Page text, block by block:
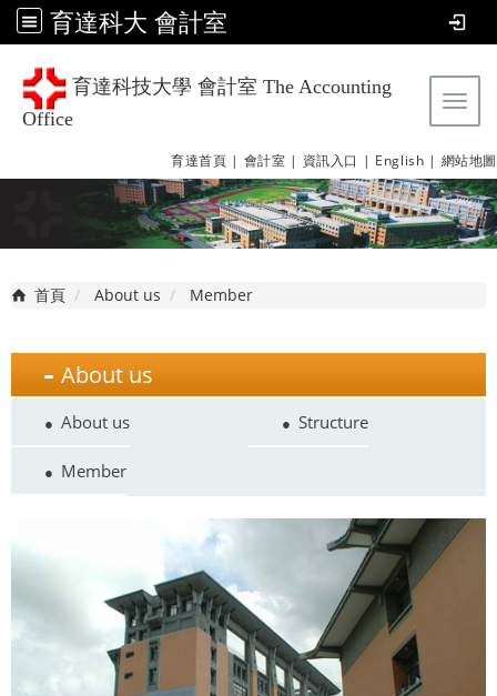
育達科大 會計室
育達科技大學 會計室 The Accounting
Office
育達首頁 | 會計室 | 資訊入口 | English | 網站地圖
首頁 About us Member
About us
About us Structure
Member